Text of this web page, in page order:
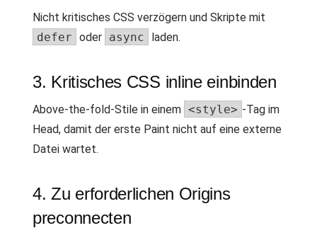
Nicht kritisches CSS verzögern und Skripte mit
defer oder async laden.
3. Kritisches CSS inline einbinden
Above-the-fold-Stile in einem <style> -Tag im
Head, damit der erste Paint nicht auf eine externe
Datei wartet.
4. Zu erforderlichen Origins
preconnecten